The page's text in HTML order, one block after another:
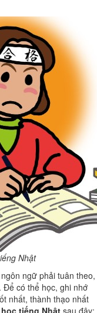
Nhật
ngữ phải tuân theo,
Để có thể học, ghi nhớ
nhất, thành thạo nhất
tiếng Nhật sau đây: